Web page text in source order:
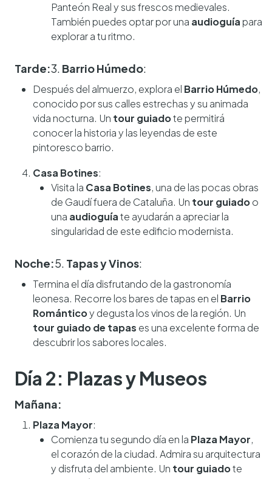
Panteón Real y sus frescos medievales.
También puedes optar por una audioguía para
explorar a tu ritmo.
Tarde:3. Barrio Húmedo:
Después del almuerzo, explora el Barrio Húmedo,
conocido por sus calles estrechas y su animada
vida nocturna. Un tour guiadote permitirá
conocer la historia y las leyendas de este
pintoresco barrio.
Casa Botines:
Visita la Casa Botines, una de las pocas obras
de Gaudí fuera de Cataluña. Un tour guiadoo
una audioguíate ayudarán a apreciar la
singularidad de este edificio modernista.
Noche:5. Tapas y Vinos:
Termina el día disfrutando de la gastronomía
leonesa. Recorre los bares de tapas en el Barrio
Románticoy degusta los vinos de la región. Un
tour guiado de tapas es una excelente forma de
descubrir los sabores locales.
Día 2: Plazas y Museos
Mañana:
Plaza Mayor:
Comienza tu segundo día en la Plaza Mayor,
el corazón de la ciudad. Admira su arquitectura
y disfruta del ambiente. Un tour guiadote